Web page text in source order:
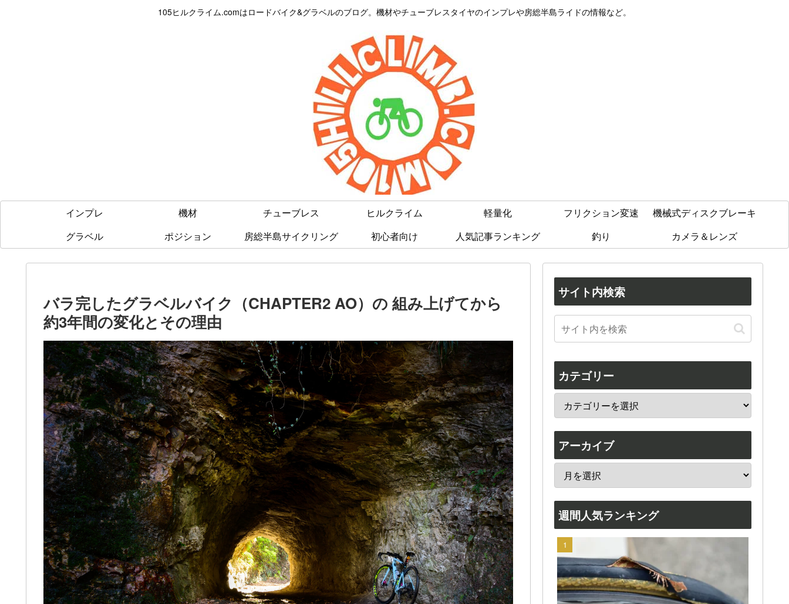
105ヒルクライム.comはロードバイク&グラベルのブログ。機材やチューブレスタイヤのインプレや房総半島ライドの情報など。
インプレ 機材 チューブレス ヒルクライム 軽量化 フリクション変速
機械式ディスクブレーキ
グラベル
ポジション 房総半島サイクリング 初心者向け 人気記事ランキング 釣り カメラ＆レンズ
バラ完したグラベルバイク（CHAPTER2 AO）の 組み上げてから
約3年間の変化とその理由
サイト内検索
カテゴリー
アーカイブ
週間人気ランキング